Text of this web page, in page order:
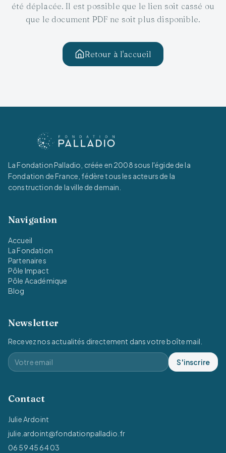
été déplacée. Il est possible que le lien soit cassé ou
que le document PDF ne soit plus disponible.
Retour à l'accueil
La Fondation Palladio, créée en 2008 sous l'égide de la
Fondation de France, fédère tous les acteurs de la
construction de la ville de demain.
Navigation
Accueil
La Fondation
Partenaires
Pôle Impact
Pôle Académique
Blog
Newsletter
Recevez nos actualités directement dans votre boîte mail.
S'inscrire
Contact
Julie Ardoint
julie.ardoint@fondationpalladio.fr
06 59 45 64 03